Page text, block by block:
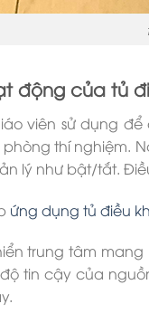
động của tủ
viên sử dụng
thí nghiệm.
lý như bật/tắt.
ứng dụng tủ điều
trung tâm
tin cậy của